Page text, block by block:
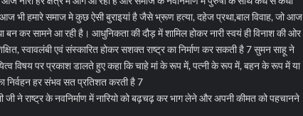
भी हमारे समाज मे कुछ ऐसी बुराइयां है जैसे भ्रूण हत्या, दहेज प्रथा,बाल विवाह, जो आज
बन कर सामने आ रही है। आधुनिकता की दौड़ में शामिल होकर नारी स्वयं ही विनाश की ओर
स्वावलंबी एवं संस्कारित होकर सशक्त राष्ट्र का निर्माण कर सकती है 7 सुमन साहू ने
विषय पर प्रकाश डालते हुए कहा कि चाहे मां के रूप में, पत्नी के रूप में, बहन के रूप में या
निर्वहन हर संभव सत प्रतिशत करती है 7
जी ने राष्ट्र के नवनिर्माण में नारियो को बढ़चढ़ कर भाग लेने और अपनी कीमत को पहचानने